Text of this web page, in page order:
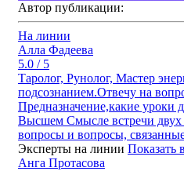
Автор публикации:
На линии
Алла Фадеева
5.0 / 5
Таролог, Рунолог, Мастер
подсознанием.Отвечу на
Предназначение,какие
Высшем Смысле встречи
вопросы и вопросы,
Эксперты на линии Показать
Анга Протасова